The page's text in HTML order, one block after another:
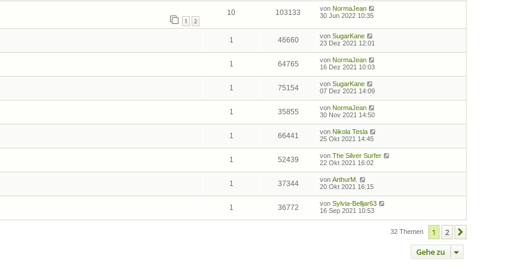
1 2
10 103133 von NormaJean
30 Jun 2022 10:35
1 46660 von SugarKane
23 Dez 2021 12:01
1 64765 von NormaJean
16 Dez 2021 10:03
1 75154 von SugarKane
07 Dez 2021 14:09
1 35855 von NormaJean
30 Nov 2021 14:50
1 66441 von Nikola Tesla
25 Okt 2021 14:45
1 52439 von The Silver Surfer
22 Okt 2021 16:02
1 37344 von ArthurM.
20 Okt 2021 16:15
1 36772 von Sylvia-Belljar63
16 Sep 2021 10:53
32 Themen 1 2
Gehe zu